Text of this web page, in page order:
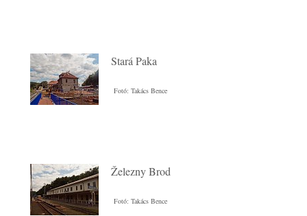
Stará Paka
Fotó: Takács Bence
Železny Brod
Fotó: Takács Bence